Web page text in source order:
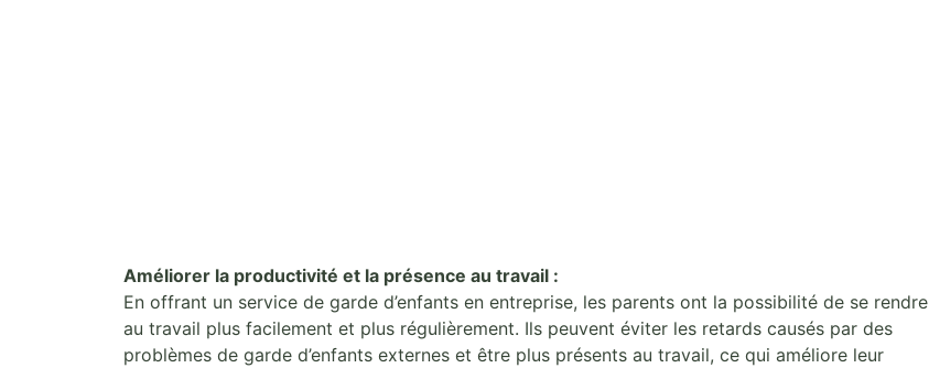
Améliorer la productivité et la présence au travail :
En offrant un service de garde d’enfants en entreprise, les parents ont la possibilité de se rendre
au travail plus facilement et plus régulièrement. Ils peuvent éviter les retards causés par des
problèmes de garde d’enfants externes et être plus présents au travail, ce qui améliore leur